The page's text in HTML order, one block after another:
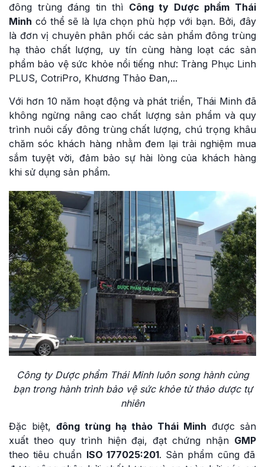
đông trùng đáng tin thì Công ty Dược phẩm Thái
Minh có thể sẽ là lựa chọn phù hợp với bạn. Bởi, đây
là đơn vị chuyên phân phối các sản phẩm đông trùng
hạ thảo chất lượng, uy tín cùng hàng loạt các sản
phẩm bảo vệ sức khỏe nổi tiếng như: Tràng Phục Linh
PLUS, CotriPro, Khương Thảo Đan,...
Với hơn 10 năm hoạt động và phát triển, Thái Minh đã
không ngừng nâng cao chất lượng sản phẩm và quy
trình nuôi cấy đông trùng chất lượng, chú trọng khâu
chăm sóc khách hàng nhằm đem lại trải nghiệm mua
sắm tuyệt vời, đảm bảo sự hài lòng của khách hàng
khi sử dụng sản phẩm.
Công ty Dược phẩm Thái Minh luôn song hành cùng
bạn trong hành trình bảo vệ sức khỏe từ thảo dược tự
nhiên
Đặc biệt, đông trùng hạ thảo Thái Minh được sản
xuất theo quy trình hiện đại, đạt chứng nhận GMP
theo tiêu chuẩn ISO 177025:201. Sản phẩm cũng đã